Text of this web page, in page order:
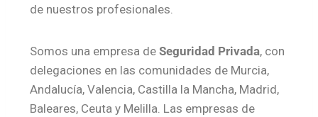
de nuestros profesionales.
Somos una empresa de Seguridad Privada, con
delegaciones en las comunidades de Murcia,
Andalucía, Valencia, Castilla la Mancha, Madrid,
Baleares, Ceuta y Melilla. Las empresas de